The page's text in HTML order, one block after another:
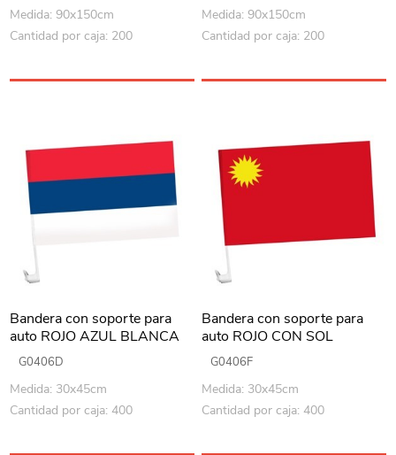
Medida: 90x150cm
Cantidad por caja: 200
Medida: 90x150cm
Cantidad por caja: 200
Bandera con soporte para
auto ROJO AZUL BLANCA
G0406D
Medida: 30x45cm
Cantidad por caja: 400
Bandera con soporte para
auto ROJO CON SOL
G0406F
Medida: 30x45cm
Cantidad por caja: 400